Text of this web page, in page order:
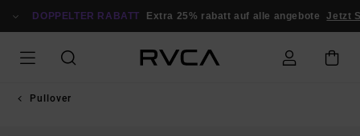
ZUR
DOPPELTER RABATT Extra 25% rabatt auf alle angebote Jetzt
Pullover